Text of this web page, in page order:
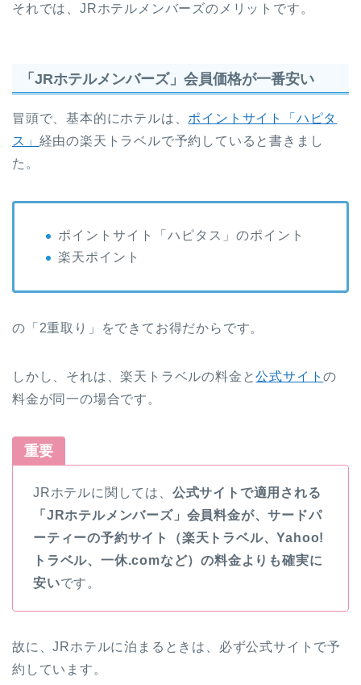
それでは、JRホテルメンバーズのメリットです。
「JRホテルメンバーズ」会員価格が一番安い
冒頭で、基本的にホテルは、 ポイントサイト「ハピタ
ス」 経由の楽天トラベルで予約していると書きまし
た。
ポイントサイト「ハピタス」のポイント
楽天ポイント
の「2重取り」をできてお得だからです。
しかし、それは、楽天トラベルの料金と公式サイトの
料金が同一の場合です。
重要
JRホテルに関しては、 公式サイトで適用される
「JRホテルメンバーズ」会員料金が、サードパ
ーティーの予約サイト（楽天トラベル、Yahoo!
トラベル、一休.comなど）の料金よりも確実に
安いです。
故に、JRホテルに泊まるときは、必ず公式サイトで予
約しています。